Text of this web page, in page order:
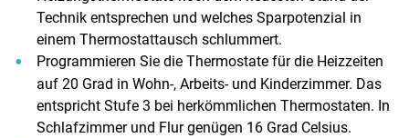
Technik entsprechen und welches Sparpotenzial in
einem Thermostattausch schlummert.
Programmieren Sie die Thermostate für die Heizzeiten
auf 20 Grad in Wohn-, Arbeits- und Kinderzimmer. Das
entspricht Stufe 3 bei herkömmlichen Thermostaten. In
Schlafzimmer und Flur genügen 16 Grad Celsius.